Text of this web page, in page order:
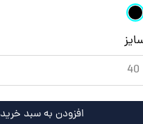
40
افزودن به سبد خرید